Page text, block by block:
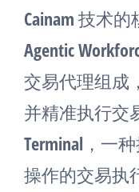
Cainam 技术
Agentic
交易代理组成
并精准执行交
Terminal，一
操作的交易执